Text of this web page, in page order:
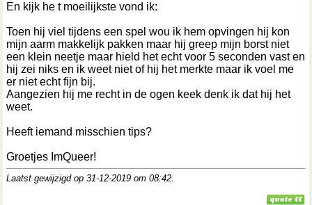
En kijk he t moeilijkste vond ik:
Toen hij viel tijdens een spel wou ik hem opvingen hij kon
mijn aarm makkelijk pakken maar hij greep mijn borst niet
een klein neetje maar hield het echt voor 5 seconden vast en
hij zei niks en ik weet niet of hij het merkte maar ik voel me
er niet echt fijn bij.
Aangezien hij me recht in de ogen keek denk ik dat hij het
weet.
Heeft iemand misschien tips?
Groetjes ImQueer!
Laatst gewijzigd op 31-12-2019 om 08:42.